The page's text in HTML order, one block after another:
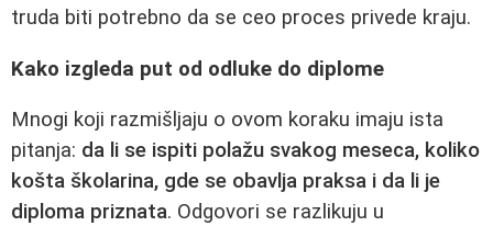
truda biti potrebno da se ceo proces privede kraju.
Kako izgleda put od odluke do diplome
Mnogi koji razmišljaju o ovom koraku imaju ista
pitanja: da li se ispiti polažu svakog meseca, koliko
košta školarina, gde se obavlja praksa i da li je
diploma priznata. Odgovori se razlikuju u